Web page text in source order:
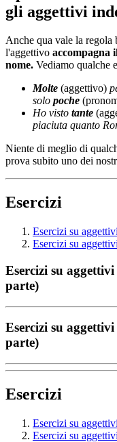
gli aggettivi
Anche qua vale la regola
l'aggettivo accompagna
nome. Vediamo qualche
Molte (aggettivo)
solo poche
Ho visto tante
piaciuta quanto
Niente di meglio di
prova subito uno dei
Esercizi
Esercizi su
Esercizi su
Esercizi su
parte)
Esercizi su
parte)
Esercizi
Esercizi su
Esercizi su